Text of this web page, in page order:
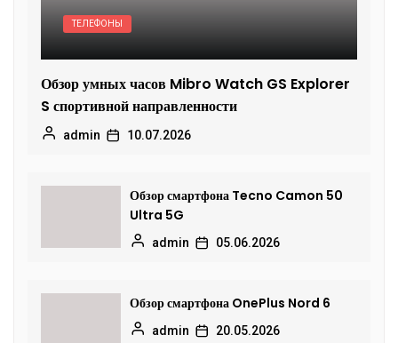
ТЕЛЕФОНЫ
Обзор умных часов Mibro Watch GS Explorer
S спортивной направленности
admin 10.07.2026
Обзор смартфона Tecno Camon 50
Ultra 5G
admin 05.06.2026
Обзор смартфона OnePlus Nord 6
admin 20.05.2026